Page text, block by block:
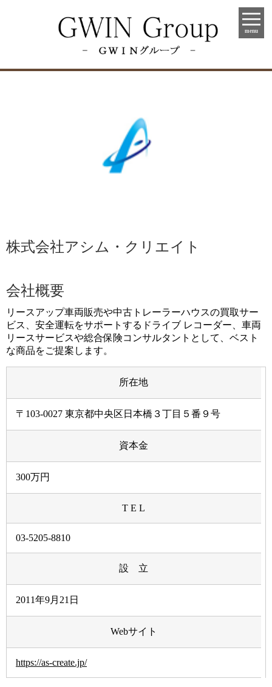
menu
株式会社アシム・クリエイト
会社概要
リースアップ車両販売や中古トレーラーハウスの買取サー
ビス、安全運転をサポートするドライブ レコーダー、車両
リースサービスや総合保険コンサルタントとして、ベスト
な商品をご提案します。
所在地
〒103-0027 東京都中央区日本橋３丁目５番９号
資本金
300万円
T E L
03-5205-8810
設 立
2011年9月21日
Webサイト
https://as-create.jp/